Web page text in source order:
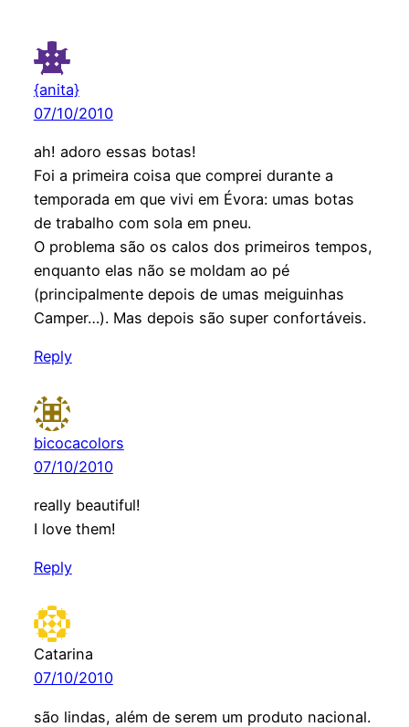
{anita}
07/10/2010
ah! adoro essas botas!
Foi a primeira coisa que comprei durante a
temporada em que vivi em Évora: umas botas
de trabalho com sola em pneu.
O problema são os calos dos primeiros tempos,
enquanto elas não se moldam ao pé
(principalmente depois de umas meiguinhas
Camper…). Mas depois são super confortáveis.
Reply
bicocacolors
07/10/2010
really beautiful!
I love them!
Reply
Catarina
07/10/2010
são lindas, além de serem um produto nacional.